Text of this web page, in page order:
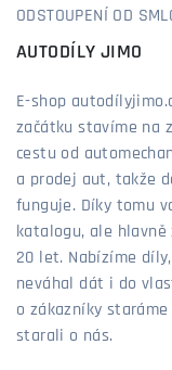
ODSTOUPENÍ OD
AUTODÍLY JIMO
E-shop
začátku stavíme na
cestu od
a prodej aut, takže
funguje. Díky tomu
katalogu, ale
20 let. Nabízíme
neváhal dát i do
o zákazníky
starali o nás.